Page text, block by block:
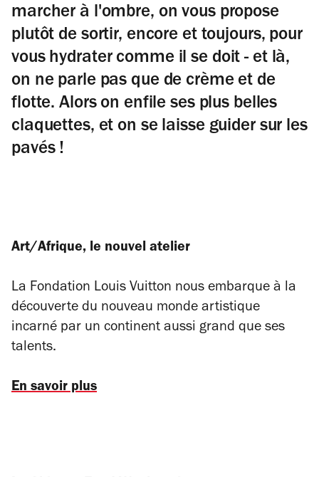
marcher à l'ombre, on vous propose
plutôt de sortir, encore et toujours, pour
vous hydrater comme il se doit - et là,
on ne parle pas que de crème et de
flotte. Alors on enfile ses plus belles
claquettes, et on se laisse guider sur les
pavés !
Art/Afrique, le nouvel atelier
La Fondation Louis Vuitton nous embarque à la
découverte du nouveau monde artistique
incarné par un continent aussi grand que ses
talents.
En savoir plus